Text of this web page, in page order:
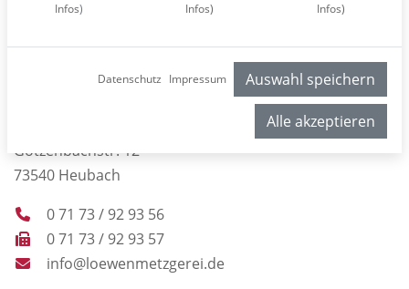
So erreichen Sie uns
Götzenbachstr. 12
73540 Heubach
0 71 73 / 92 93 56
0 71 73 / 92 93 57
info@loewenmetzgerei.de
Infos)
Infos)
Infos)
Datenschutz Impressum Auswahl speichern
Alle akzeptieren